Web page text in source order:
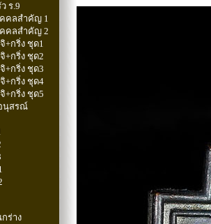
ร.9
คลสำคัญ 1
คลสำคัญ 2
+กริ่ง ชุด1
+กริ่ง ชุด2
+กริ่ง ชุด3
+กริ่ง ชุด4
+กริ่ง ชุด5
นุสรณ์
ร่าง